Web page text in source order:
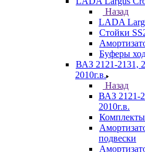
Назад
LADA
Стойки
Буферы
ВАЗ 2121-2131,
2010г.в.
Назад
ВАЗ 2121-
2010г.в.
подвески